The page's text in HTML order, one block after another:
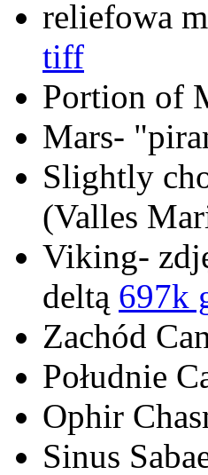
reliefowa
tiff
Portion of
Mars-
Slightly
(Valles
Viking-
deltą 697k
Zachód
Południe
Ophir
Sinus